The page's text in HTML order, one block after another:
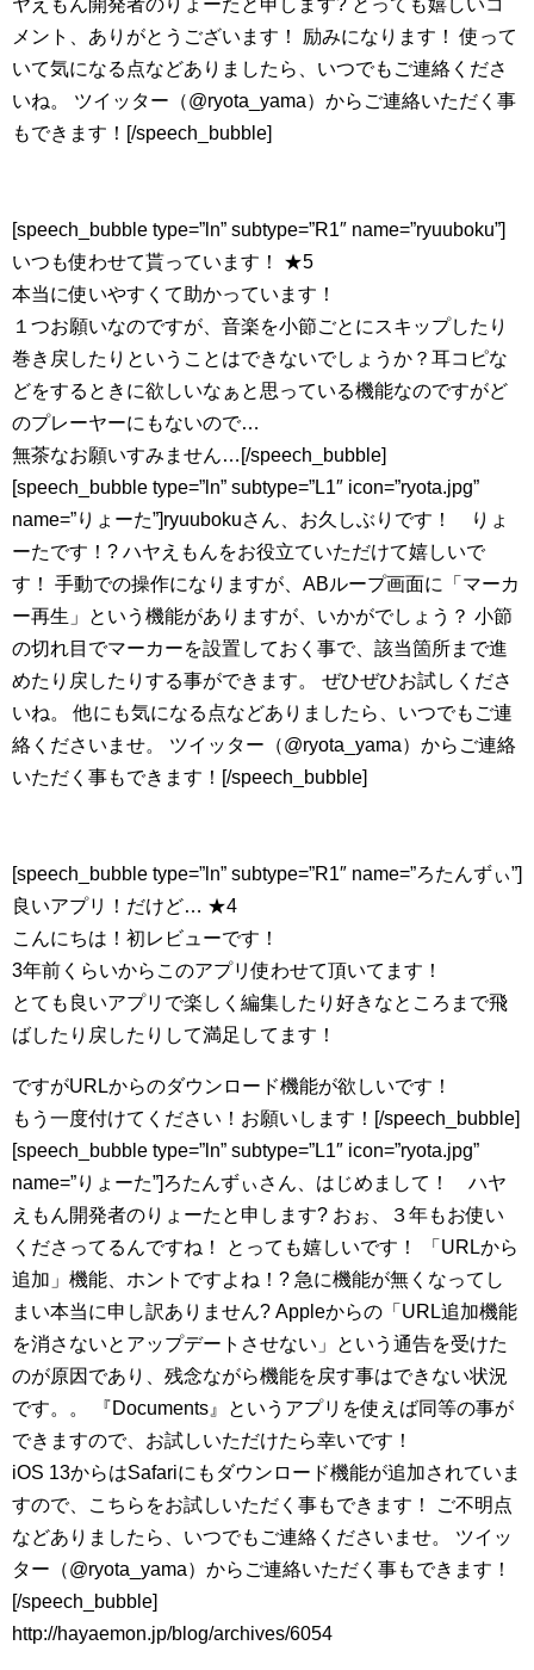
ヤえもん開発者のりょーたと申します? とっても嬉しいコ
メント、ありがとうございます！ 励みになります！ 使って
いて気になる点などありましたら、いつでもご連絡くださ
いね。 ツイッター（@ryota_yama）からご連絡いただく事
もできます！[/speech_bubble]
[speech_bubble type=”ln” subtype=”R1″ name=”ryuuboku”]
いつも使わせて貰っています！ ★5
本当に使いやすくて助かっています！
１つお願いなのですが、音楽を小節ごとにスキップしたり
巻き戻したりということはできないでしょうか？耳コピな
どをするときに欲しいなぁと思っている機能なのですがど
のプレーヤーにもないので…
無茶なお願いすみません…[/speech_bubble]
[speech_bubble type=”ln” subtype=”L1″ icon=”ryota.jpg”
name=”りょーた”]ryuubokuさん、お久しぶりです！ りょ
ーたです！? ハヤえもんをお役立ていただけて嬉しいで
す！ 手動での操作になりますが、ABループ画面に「マーカ
ー再生」という機能がありますが、いかがでしょう？ 小節
の切れ目でマーカーを設置しておく事で、該当箇所まで進
めたり戻したりする事ができます。 ぜひぜひお試しくださ
いね。 他にも気になる点などありましたら、いつでもご連
絡くださいませ。 ツイッター（@ryota_yama）からご連絡
いただく事もできます！[/speech_bubble]
[speech_bubble type=”ln” subtype=”R1″ name=”ろたんずぃ”]
良いアプリ！だけど… ★4
こんにちは！初レビューです！
3年前くらいからこのアプリ使わせて頂いてます！
とても良いアプリで楽しく編集したり好きなところまで飛
ばしたり戻したりして満足してます！
ですがURLからのダウンロード機能が欲しいです！
もう一度付けてください！お願いします！[/speech_bubble]
[speech_bubble type=”ln” subtype=”L1″ icon=”ryota.jpg”
name=”りょーた”]ろたんずぃさん、はじめまして！ ハヤ
えもん開発者のりょーたと申します? おぉ、３年もお使い
くださってるんですね！ とっても嬉しいです！ 「URLから
追加」機能、ホントですよね！? 急に機能が無くなってし
まい本当に申し訳ありません? Appleからの「URL追加機能
を消さないとアップデートさせない」という通告を受けた
のが原因であり、残念ながら機能を戻す事はできない状況
です。。 『Documents』というアプリを使えば同等の事が
できますので、お試しいただけたら幸いです！
iOS 13からはSafariにもダウンロード機能が追加されていま
すので、こちらをお試しいただく事もできます！ ご不明点
などありましたら、いつでもご連絡くださいませ。 ツイッ
ター（@ryota_yama）からご連絡いただく事もできます！
[/speech_bubble]
http://hayaemon.jp/blog/archives/6054